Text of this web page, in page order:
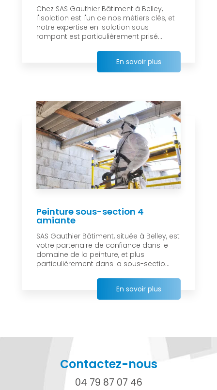
Chez SAS Gauthier Bâtiment à Belley,
l'isolation est l'un de nos métiers clés, et
notre expertise en isolation sous
rampant est particulièrement prisé...
En savoir plus
Peinture sous-section 4
amiante
SAS Gauthier Bâtiment, située à Belley, est
votre partenaire de confiance dans le
domaine de la peinture, et plus
particulièrement dans la sous-sectio...
En savoir plus
Contactez-nous
04 79 87 07 46